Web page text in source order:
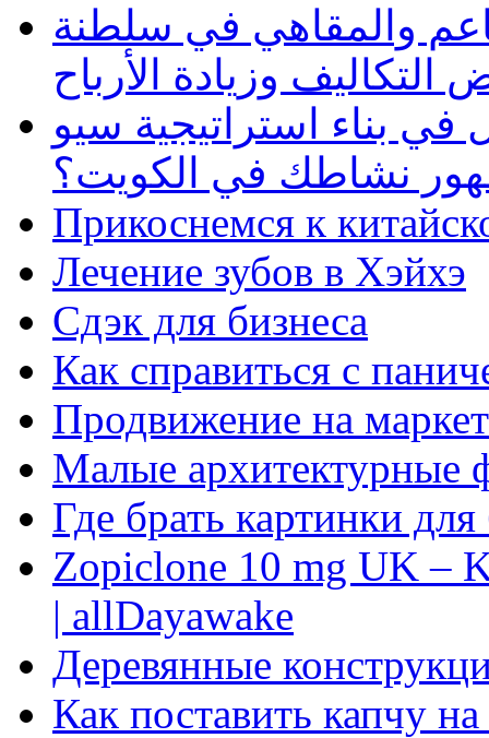
والمقاهي في سلطنة
وزيادة الأرباح
بناء استراتيجية سيو
نشاطك في الكويت؟
Прикоснемся к
Лечение зубов в Хэйхэ
Сдэк для бизнеса
Как справиться с
Продвижение на
Малые архитектурные
Где брать картинки
Zopiclone 10 mg UK –
| allDayawake
Деревянные
Как поставить капчу